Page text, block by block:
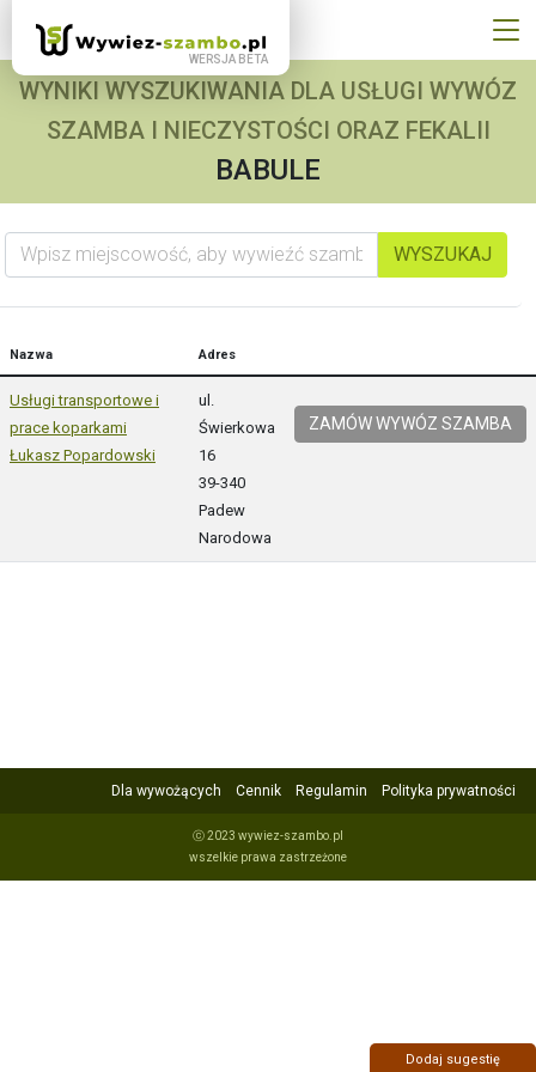
WYNIKI WYSZUKIWANIA DLA USŁUGI WYWÓZ
SZAMBA I NIECZYSTOŚCI ORAZ FEKALII
BABULE
Wpisz miejscowość, aby wywieźć szambo
WYSZUKAJ
Nazwa Adres
Usługi transportowe i
prace koparkami
Łukasz Popardowski
ul.
Świerkowa
16
39-340
Padew
Narodowa
ZAMÓW WYWÓZ SZAMBA
Dla wywożących Cennik Regulamin Polityka prywatności
ⓒ 2023 wywiez-szambo.pl
wszelkie prawa zastrzeżone
Dodaj sugestię